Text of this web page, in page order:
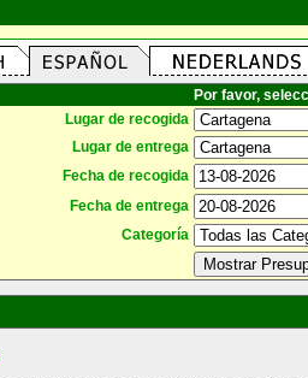
Por favor,
Lugar de recogida
Lugar de entrega
Fecha de recogida
Fecha de entrega
Categoría